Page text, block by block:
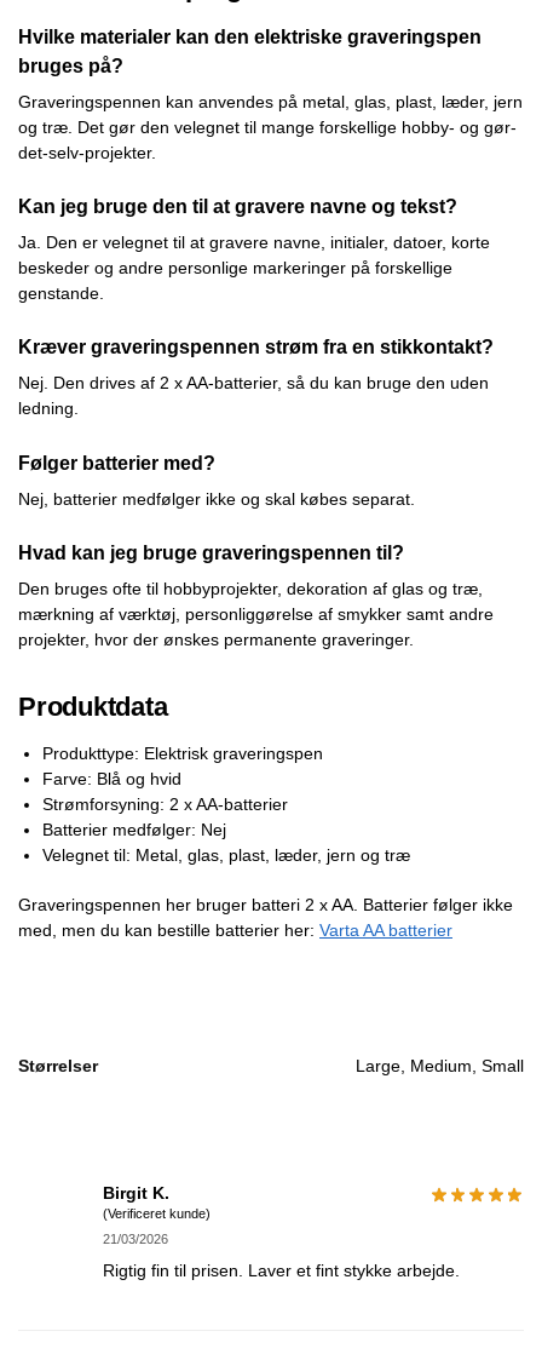
Hvilke materialer kan den elektriske graveringspen
bruges på?
Graveringspennen kan anvendes på metal, glas, plast, læder, jern
og træ. Det gør den velegnet til mange forskellige hobby- og gør-
det-selv-projekter.
Kan jeg bruge den til at gravere navne og tekst?
Ja. Den er velegnet til at gravere navne, initialer, datoer, korte
beskeder og andre personlige markeringer på forskellige
genstande.
Kræver graveringspennen strøm fra en stikkontakt?
Nej. Den drives af 2 x AA-batterier, så du kan bruge den uden
ledning.
Følger batterier med?
Nej, batterier medfølger ikke og skal købes separat.
Hvad kan jeg bruge graveringspennen til?
Den bruges ofte til hobbyprojekter, dekoration af glas og træ,
mærkning af værktøj, personliggørelse af smykker samt andre
projekter, hvor der ønskes permanente graveringer.
Produktdata
Produkttype: Elektrisk graveringspen
Farve: Blå og hvid
Strømforsyning: 2 x AA-batterier
Batterier medfølger: Nej
Velegnet til: Metal, glas, plast, læder, jern og træ
Graveringspennen her bruger batteri 2 x AA. Batterier følger ikke
med, men du kan bestille batterier her: Varta AA batterier
Størrelser Large, Medium, Small
Birgit K.
(Verificeret kunde)
21/03/2026
Rigtig fin til prisen. Laver et fint stykke arbejde.